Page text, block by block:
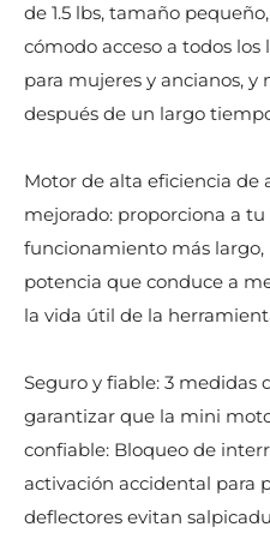
de 1.5 lbs, tamaño
cómodo acceso a todos
para mujeres y ancianos, y
después de un largo
Motor de alta eficiencia de
mejorado: proporciona a
funcionamiento más
potencia que conduce a
la vida útil de la
Seguro y fiable: 3 medidas
garantizar que la mini
confiable: Bloqueo de
activación accidental para
deflectores evitan